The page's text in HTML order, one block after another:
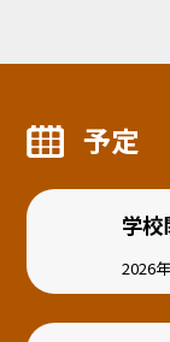
予定
学校
2026